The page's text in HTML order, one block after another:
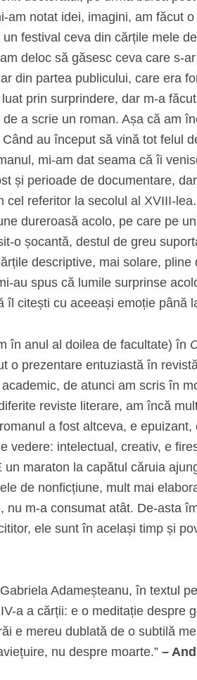
am notat idei, imagini, am făcut o
festival ceva din cărțile mele de
deloc să găsesc ceva care s-
din partea publicului, care era
prin surprindere, dar m-a
a scrie un roman. Așa că am
au început să vină tot felul
mi-am dat seama că îi
și perioade de documentare, dar
referitor la secolul al XVIII-
dureroasă acolo, pe care pe
o șocantă, destul de greu
descriptive, mai solare, pline
au spus că lumile surprinse
citești cu aceeași emoție până
în anul al doilea de facultate) în
o prezentare entuziastă în
de atunci am scris în
reviste literare, am încă
a fost altceva, e epuizant,
vedere: intelectual, creativ, e
maraton la capătul căruia
de nonficțiune, mult mai
nu m-a consumat atât. De-asta
ele sunt în același timp și
Adameșteanu, în textul
a a cărții: e o meditație despre
e mereu dublată de o subtilă
nu despre moarte.” –